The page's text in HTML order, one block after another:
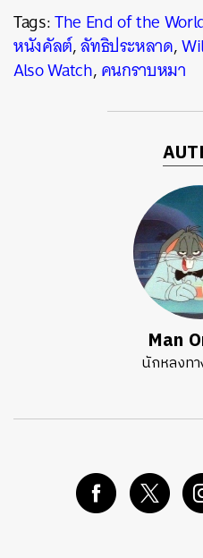
Tags:The End of the
หนังคัลต์,ลัทธิประหลาด,
Also Watch,คนกราบหมา
Man
นักหลงท